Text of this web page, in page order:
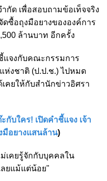
กัด เพื่อสอบถามข้อเท็จจริง
ดซื้อถุงมือยางขององค์การ
ล้านบาท อีกครั้ง
แจงกับคณะกรรมการ
ห่งชาติ (ป.ป.ช.) ไปหมด
เคยให้กับสำนักข่าวอิศรา
กับใคร! เปิดคำชี้แจง เจ้า
มือยางแสนล้าน)
เคยรู้จักกับบุคคลใน
ลยแม้แต่น้อย"